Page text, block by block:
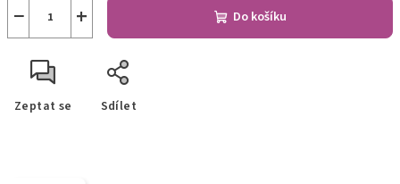
+
− Do košíku
Zeptat se Sdílet